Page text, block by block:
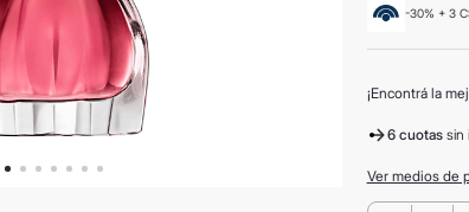
-30% + 3
¡Encontrá la
6 cuotas sin
Ver medios de